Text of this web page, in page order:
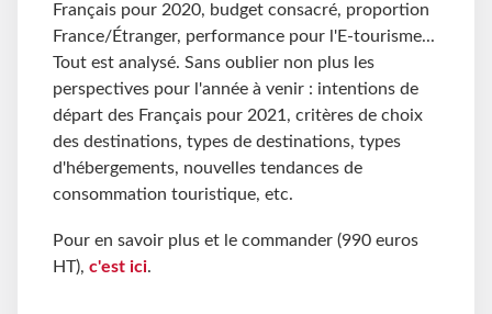
Français pour 2020, budget consacré, proportion
France/Étranger, performance pour l'E-tourisme...
Tout est analysé. Sans oublier non plus les
perspectives pour l'année à venir : intentions de
départ des Français pour 2021, critères de choix
des destinations, types de destinations, types
d'hébergements, nouvelles tendances de
consommation touristique, etc.
Pour en savoir plus et le commander (990 euros
HT), c'est ici.